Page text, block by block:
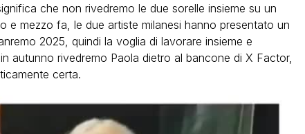
che non rivedremo le due sorelle insieme su un
e mezzo fa, le due artiste milanesi hanno presentato un
2025, quindi la voglia di lavorare insieme e
autunno rivedremo Paola dietro al bancone di X Factor,
certa.